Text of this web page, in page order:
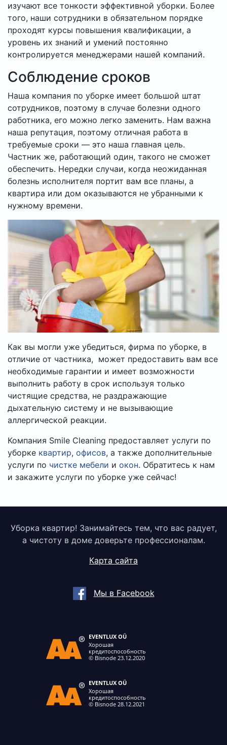
изучают все тонкости эффективной уборки. Более
того, наши сотрудники в обязательном порядке
проходят курсы повышения квалификации, а
уровень их знаний и умений постоянно
контролируется менеджерами нашей компаний.
Соблюдение сроков
Наша компания по уборке имеет большой штат
сотрудников, поэтому в случае болезни одного
работника, его можно легко заменить. Нам важна
наша репутация, поэтому отличная работа в
требуемые сроки — это наша главная цель.
Частник же, работающий один, такого не сможет
обеспечить. Нередки случаи, когда неожиданная
болезнь исполнителя портит вам все планы, а
квартира или дом оказываются не убранными к
нужному времени.
Как вы могли уже убедиться, фирма по уборке, в
отличие от частника, может предоставить вам все
необходимые гарантии и имеет возможности
выполнить работу в срок используя только
чистящие средства, не раздражающие
дыхательную систему и не вызывающие
аллергической реакции.
Компания Smile Cleaning предоставляет услуги по
уборке квартир, офисов, а также дополнительные
услуги по чистке мебели и окон. Обратитесь к нам
и закажите услуги по уборке уже сейчас!
Уборка квартир! Занимайтесь тем, что вас радует,
а чистоту в доме доверьте профессионалам.
Карта сайта
Мы в Facebook